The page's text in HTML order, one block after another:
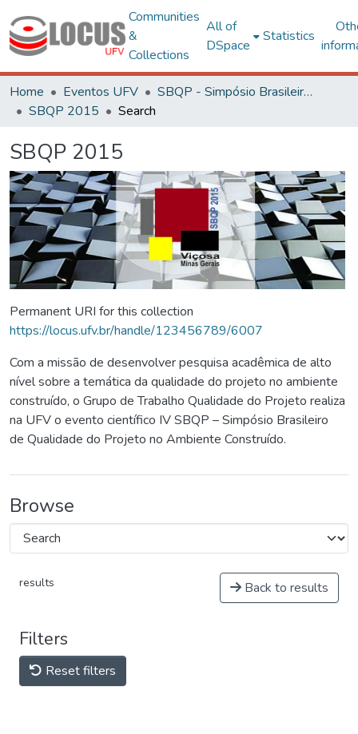
Communities
&
Collections
All of
DSpace
Statistics
Home Eventos UFV
SBQP - Simpósio Brasileiro de Qualidade do Projeto no Ambiente Construído
SBQP 2015
Search
SBQP 2015
Permanent URI for this collection
https://locus.ufv.br/handle/123456789/6007
Com a missão de desenvolver pesquisa acadêmica de alto
nível sobre a temática da qualidade do projeto no ambiente
construído, o Grupo de Trabalho Qualidade do Projeto realiza
na UFV o evento científico IV SBQP – Simpósio Brasileiro
de Qualidade do Projeto no Ambiente Construído.
Browse
results Back to results
Filters
Reset filters